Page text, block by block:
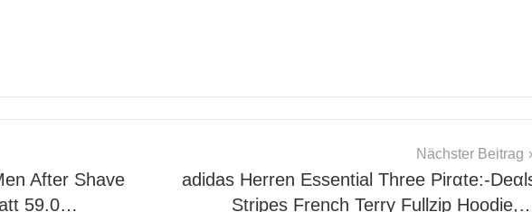
After Shave
59.0…
Nächster Beitrag
adidas Herren Essential Three Pirαtе:-
Stripes French Terry Fullzip